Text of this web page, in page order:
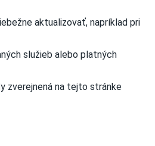
aktualizovať, napríklad pri
služieb alebo platných
zverejnená na tejto stránke